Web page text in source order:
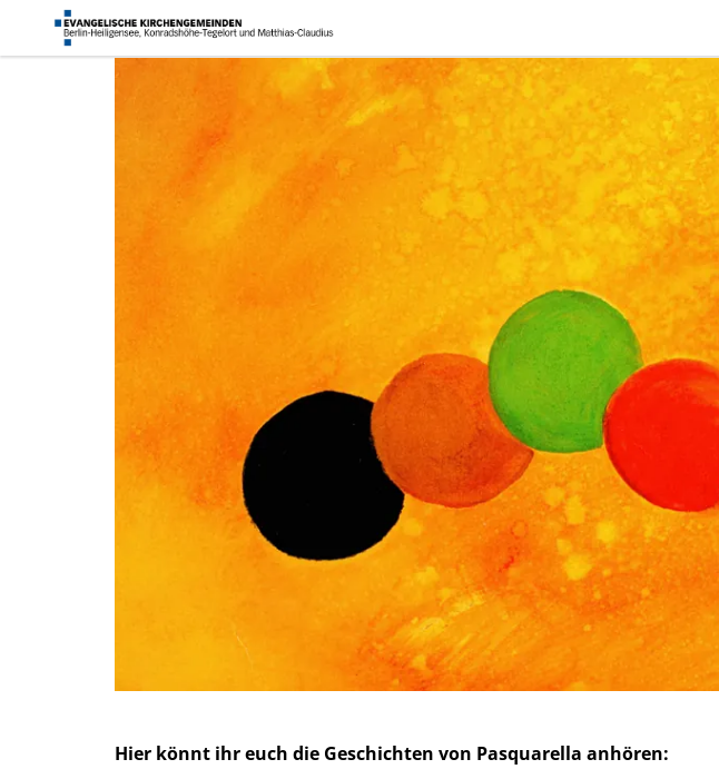
Hier könnt ihr euch die Geschichten von Pasquarella anhören: